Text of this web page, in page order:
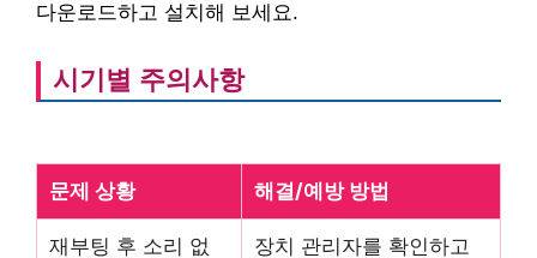
다운로드하고 설치해 보세요.
시기별 주의사항
문제 상황 해결/예방 방법
재부팅 후 소리 없 장치 관리자를 확인하고